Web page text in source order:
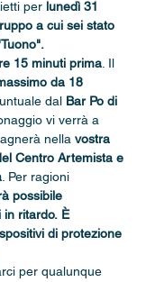
per lunedì 31
a cui sei stato
15 minuti prima . Il
da 18
dal Bar Po di
vi verrà a
nella vostra
Centro Artemista e
. Per ragioni
possibile
in ritardo. È
di protezione
per qualunque